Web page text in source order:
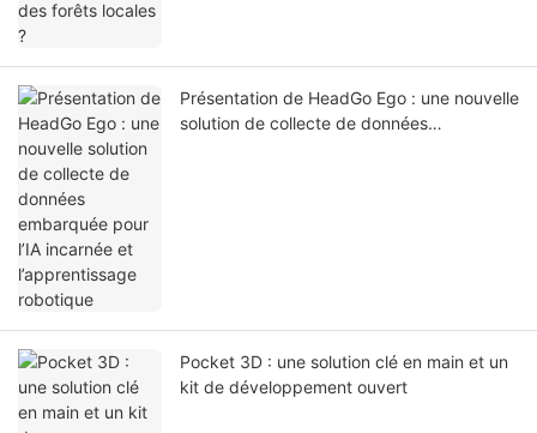
Présentation de HeadGo Ego : une nouvelle
solution de collecte de données
Pocket 3D : une solution clé en main et un
kit de développement ouvert